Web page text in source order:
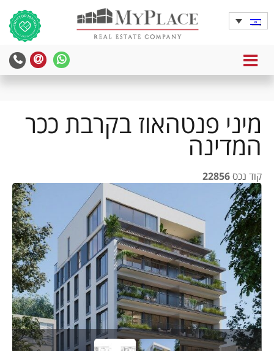
MyPlace
-
-
קשר
MENU
מיני פנטהאוז בקרבת ככר
המדינה
קוד נכס22856